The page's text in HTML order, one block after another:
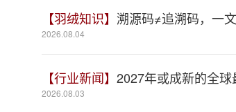
【羽绒知识】 溯源码≠追溯码，一
2026.08.04
【行业新闻】 2027年或成新的全球
2026.08.03